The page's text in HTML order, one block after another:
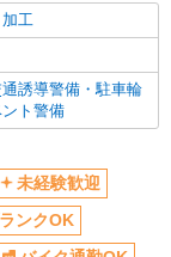
工
誘導警備・駐車輪
ト警備
未経験歓迎
ンクOK